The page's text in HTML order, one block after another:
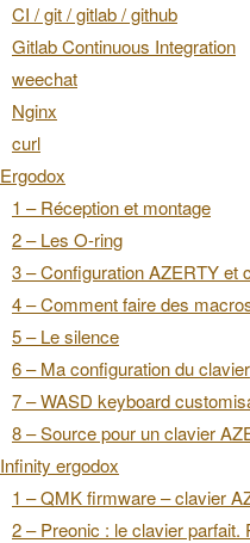
CI / git / gitlab / github
Gitlab Continuous Integration
weechat
Nginx
curl
Ergodox
1 – Réception et montage
2 – Les O-ring
3 – Configuration AZERTY et
4 – Comment faire des
5 – Le silence
6 – Ma configuration du clavier
7 – WASD keyboard
8 – Source pour un clavier
Infinity ergodox
1 – QMK firmware – clavier
2 – Preonic : le clavier parfait.